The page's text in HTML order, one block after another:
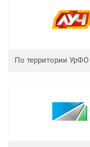
По территории УрФО